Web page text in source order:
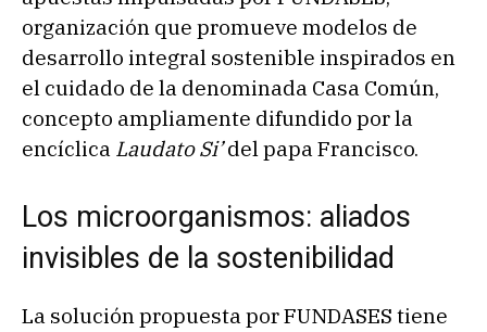
organización que promueve modelos de
desarrollo integral sostenible inspirados en
el cuidado de la denominada Casa Común,
concepto ampliamente difundido por la
encíclica Laudato Si’del papa Francisco.
Los microorganismos: aliados
invisibles de la sostenibilidad
La solución propuesta por FUNDASES tiene